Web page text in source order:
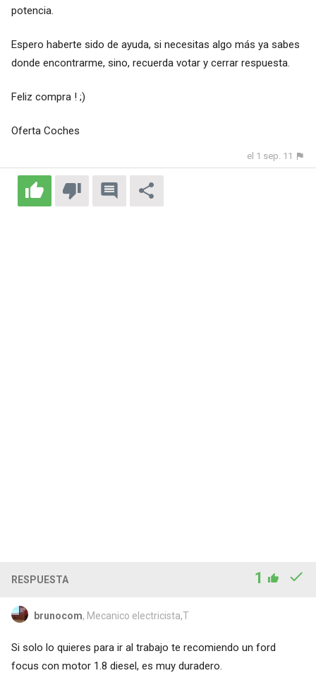
potencia.
Espero haberte sido de ayuda, si necesitas algo más ya sabes
donde encontrarme, sino, recuerda votar y cerrar respuesta.
Feliz compra ! ;)
Oferta Coches
el 1 sep. 11
RESPUESTA 1
brunocom, Mecanico electricista,T
Si solo lo quieres para ir al trabajo te recomiendo un ford
focus con motor 1.8 diesel, es muy duradero.